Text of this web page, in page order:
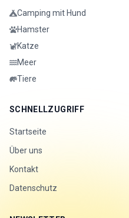
Camping mit Hund
Hamster
Katze
Meer
Tiere
SCHNELLZUGRIFF
Startseite
Über uns
Kontakt
Datenschutz